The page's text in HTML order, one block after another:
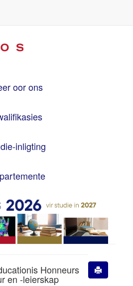
oor ons
inligting
Honneurs
en -leierskap